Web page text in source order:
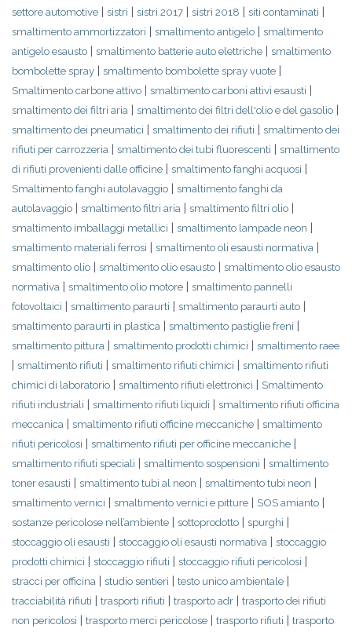
settore automotive | sistri | sistri 2017 | sistri 2018 | siti contaminati |
smaltimento ammortizzatori | smaltimento antigelo | smaltimento
antigelo esausto | smaltimento batterie auto elettriche | smaltimento
bombolette spray | smaltimento bombolette spray vuote |
Smaltimento carbone attivo | smaltimento carboni attivi esausti |
smaltimento dei filtri aria | smaltimento dei filtri dell'olio e del gasolio |
smaltimento dei pneumatici | smaltimento dei rifiuti | smaltimento dei
rifiuti per carrozzeria | smaltimento dei tubi fluorescenti | smaltimento
di rifiuti provenienti dalle officine | smaltimento fanghi acquosi |
Smaltimento fanghi autolavaggio | smaltimento fanghi da
autolavaggio | smaltimento filtri aria | smaltimento filtri olio |
smaltimento imballaggi metallici | smaltimento lampade neon |
smaltimento materiali ferrosi | smaltimento oli esausti normativa |
smaltimento olio | smaltimento olio esausto | smaltimento olio esausto
normativa | smaltimento olio motore | smaltimento pannelli
fotovoltaici | smaltimento paraurti | smaltimento paraurti auto |
smaltimento paraurti in plastica | smaltimento pastiglie freni |
smaltimento pittura | smaltimento prodotti chimici | smaltimento raee
| smaltimento rifiuti | smaltimento rifiuti chimici | smaltimento rifiuti
chimici di laboratorio | smaltimento rifiuti elettronici | Smaltimento
rifiuti industriali | smaltimento rifiuti liquidi | smaltimento rifiuti officina
meccanica | smaltimento rifiuti officine meccaniche | smaltimento
rifiuti pericolosi | smaltimento rifiuti per officine meccaniche |
smaltimento rifiuti speciali | smaltimento sospensioni | smaltimento
toner esausti | smaltimento tubi al neon | smaltimento tubi neon |
smaltimento vernici | smaltimento vernici e pitture | SOS amianto |
sostanze pericolose nell’ambiente | sottoprodotto | spurghi |
stoccaggio oli esausti | stoccaggio oli esausti normativa | stoccaggio
prodotti chimici | stoccaggio rifiuti | stoccaggio rifiuti pericolosi |
stracci per officina | studio sentieri | testo unico ambientale |
tracciabilità rifiuti | trasporti rifiuti | trasporto adr | trasporto dei rifiuti
non pericolosi | trasporto merci pericolose | trasporto rifiuti | trasporto